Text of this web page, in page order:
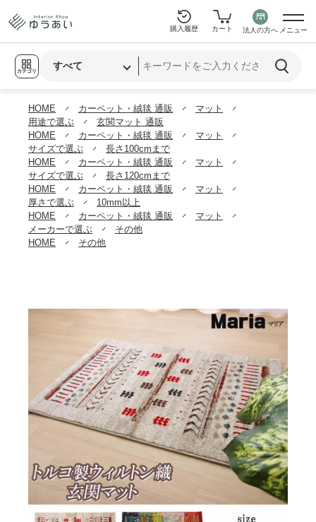
カテゴリ
購入履歴 カート 法人の方へ メニュー
HOME カーペット・絨毯 通販
マット
用途で選ぶ
玄関マット 通販
HOME
カーペット・絨毯 通販
マット
サイズで選ぶ
長さ100cmまで
HOME
カーペット・絨毯 通販
マット
サイズで選ぶ
長さ120cmまで
HOME
カーペット・絨毯 通販
マット
厚さで選ぶ
10mm以上
HOME
カーペット・絨毯 通販
マット
メーカーで選ぶ
その他
HOME
その他